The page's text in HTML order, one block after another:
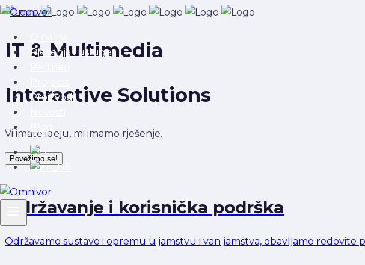
Skip
content
Rješenja i usluge
Proizvodi
Blog
IT & Multimedia
Interactive Solutions
Vi imate ideju, mi imamo rješenje.
Povežimo se!
Održavanje i korisnička podrška
Održavamo sustave i opremu u jamstvu i van jamstva, obavljamo redovite